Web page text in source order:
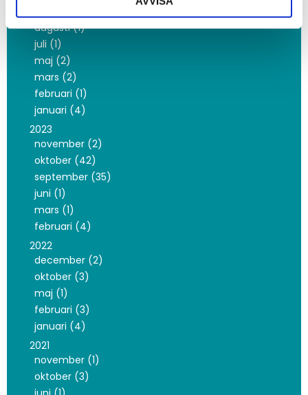
augusti (1)
juli (1)
maj (2)
mars (2)
februari (1)
januari (4)
2023
november (2)
oktober (42)
september (35)
juni (1)
mars (1)
februari (4)
2022
december (2)
oktober (3)
maj (1)
februari (3)
januari (4)
2021
november (1)
oktober (3)